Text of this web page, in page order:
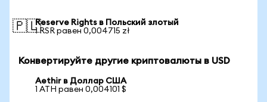
🇵🇱Reserve Rights в Польский злотый
1 RSR равен 0,004715 zł
Конвертируйте другие криптовалюты в USD
Aethir в Доллар США
1 ATH равен 0,004101 $